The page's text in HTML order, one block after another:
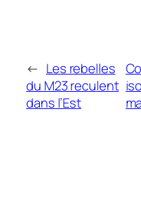
← Les rebelles
du M23 reculent
dans l’Est